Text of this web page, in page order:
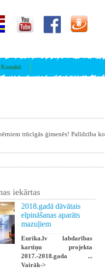
Kontakti
trūcīgās ģimenēs! Palīdzība ko
iekārtas
2018.gadā dāvātais
elpināšanas aparāts
mazuļiem
Eurika.lv labdarības
kartiņu projekta
2017.-2018.gada ...
Vairāk->